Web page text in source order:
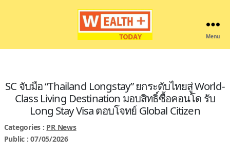
Menu
SC จับมือ “Thailand Longstay” ยกระดับไทยสู่ World-
Class Living Destination มอบสิทธิ์ซื้อคอนโด รับ
Long Stay Visa ตอบโจทย์ Global Citizen
Categories : PR News
Public : 07/05/2026